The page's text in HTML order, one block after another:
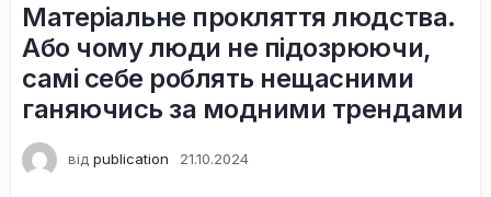
Матеріальне прокляття людства.
Або чому люди не підозрюючи,
самі себе роблять нещасними
ганяючись за модними трендами
від publication 21.10.2024